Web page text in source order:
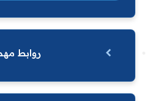
روابط